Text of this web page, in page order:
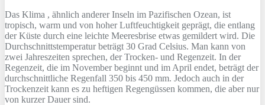
Das Klima , ähnlich anderer Inseln im Pazifischen Ozean, ist
tropisch, warm und von hoher Luftfeuchtigkeit geprägt, die entlang
der Küste durch eine leichte Meeresbrise etwas gemildert wird. Die
Durchschnittstemperatur beträgt 30 Grad Celsius. Man kann von
zwei Jahreszeiten sprechen, der Trocken- und Regenzeit. In der
Regenzeit, die im November beginnt und im April endet, beträgt der
durchschnittliche Regenfall 350 bis 450 mm. Jedoch auch in der
Trockenzeit kann es zu heftigen Regengüssen kommen, die aber nur
von kurzer Dauer sind.